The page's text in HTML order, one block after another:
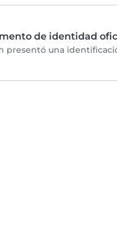
de identidad
presentó una